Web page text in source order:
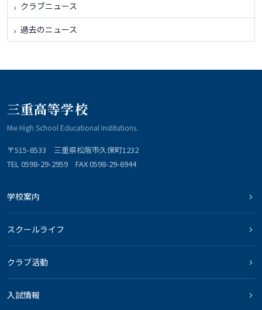
クラブニュース
過去のニュース
三重高等学校
Mie High School Educational Institutions.
〒515-8533 三重県松阪市久保町1232
TEL 0598-29-2959 FAX 0598-29-6944
学校案内
スクールライフ
クラブ活動
入試情報